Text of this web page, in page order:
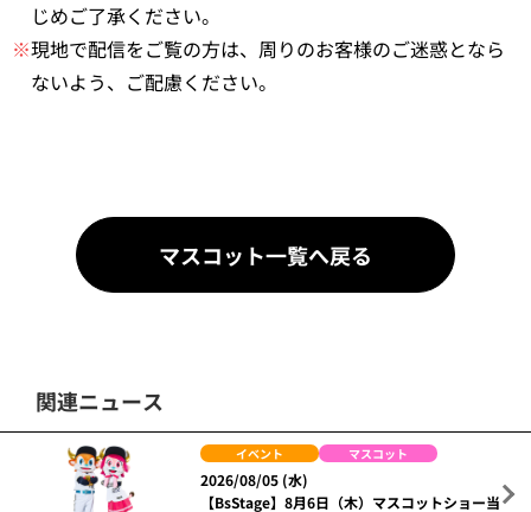
じめご了承ください。
※現地で配信をご覧の方は、周りのお客様のご迷惑となら
ないよう、ご配慮ください。
マスコット一覧へ戻る
関連ニュース
イベント マスコット
2026/08/05 (水)
【BsStage】8月6日（木）マスコットショー当